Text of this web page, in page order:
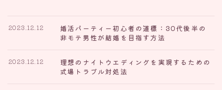
婚活パーティー初心者の道標：30代後半の
非モテ男性が結婚を目指す方法
2023.12.12
理想のナイトウエディングを実現するための
式場トラブル対処法
2023.12.12